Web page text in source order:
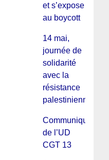
et s’expose
au boycott
14 mai,
journée de
solidarité
avec la
résistance
palestinienne
Communiqué
de l’UD
CGT 13